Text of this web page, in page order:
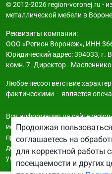
© 2012-2026 region-voronej.ru -
металлической мебели в
Реквизиты компании:
ООО «Регион Воронеж», ИНН
Юридический адрес: 394033, г.
комн. 7. Директор -
Любое несоответствие
фактическими – является
Вся информация на сайте
исключительно
при каких условиях не
дополнительную информацию
указанным на сайте.
Продолжая
соглашаетесь на
для корректной работы
посещаемости и других